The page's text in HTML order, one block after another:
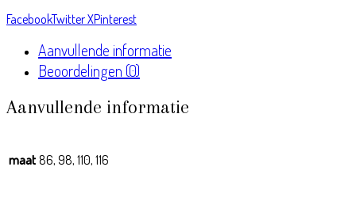
FacebookTwitter XPinterest
Aanvullende informatie
Beoordelingen (0)
Aanvullende informatie
maat 86, 98, 110, 116